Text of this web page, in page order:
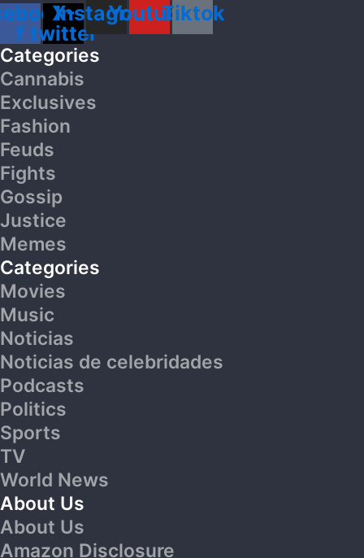
f
X-
twitter
Instagram
YoutubeTiktok
Categories
Cannabis
Exclusives
Fashion
Feuds
Fights
Gossip
Justice
Memes
Categories
Movies
Music
Noticias
Noticias de celebridades
Podcasts
Politics
Sports
TV
World News
About Us
About Us
Amazon Disclosure